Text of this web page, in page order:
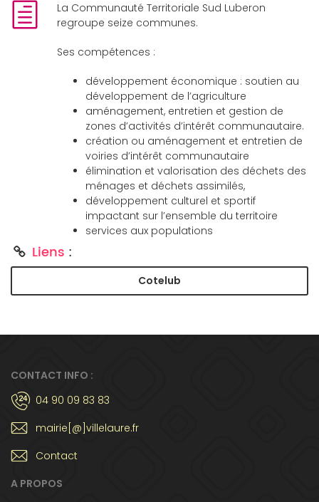
La Communauté Territoriale Sud Luberon
regroupe seize communes.
Ses compétences :
développement économique : soutien au
développement de l’agriculture
aménagement, entretien et gestion de
zones d’activités d’intérêt communautaire.
création ou aménagement et entretien de
voiries d’intérêt communautaire
élimination et valorisation des déchets des
ménages et déchets assimilés,
développement culturel et sportif
impactant sur l’ensemble du territoire
services aux populations
Liens :
Cotelub
CONTACT INFO :
04 90 09 83 83
mairie[@]villelaure.fr
Contact
A PROPOS